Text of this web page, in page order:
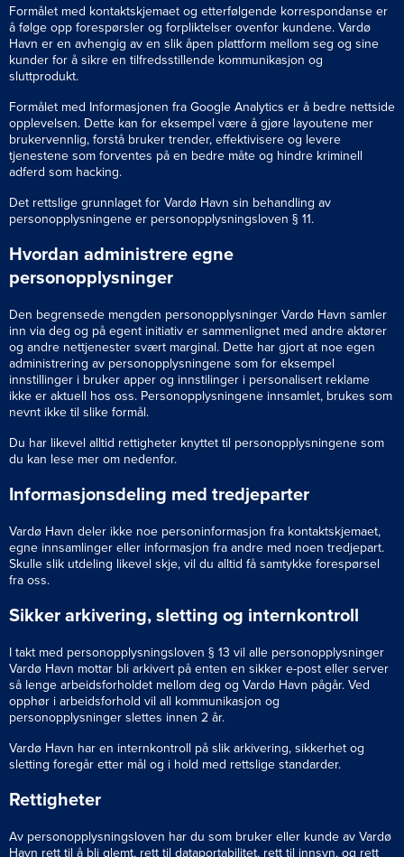
Formålet med kontaktskjemaet og etterfølgende korrespondanse er
å følge opp forespørsler og forpliktelser ovenfor kundene. Vardø
Havn er en avhengig av en slik åpen plattform mellom seg og sine
kunder for å sikre en tilfredsstillende kommunikasjon og
sluttprodukt.
Formålet med Informasjonen fra Google Analytics er å bedre nettside
opplevelsen. Dette kan for eksempel være å gjøre layoutene mer
brukervennlig, forstå bruker trender, effektivisere og levere
tjenestene som forventes på en bedre måte og hindre kriminell
adferd som hacking.
Det rettslige grunnlaget for Vardø Havn sin behandling av
personopplysningene er personopplysningsloven § 11.
Hvordan administrere egne
personopplysninger
Den begrensede mengden personopplysninger Vardø Havn samler
inn via deg og på egent initiativ er sammenlignet med andre aktører
og andre nettjenester svært marginal. Dette har gjort at noe egen
administrering av personopplysningene som for eksempel
innstillinger i bruker apper og innstilinger i personalisert reklame
ikke er aktuell hos oss. Personopplysningene innsamlet, brukes som
nevnt ikke til slike formål.
Du har likevel alltid rettigheter knyttet til personopplysningene som
du kan lese mer om nedenfor.
Informasjonsdeling med tredjeparter
Vardø Havn deler ikke noe personinformasjon fra kontaktskjemaet,
egne innsamlinger eller informasjon fra andre med noen tredjepart.
Skulle slik utdeling likevel skje, vil du alltid få samtykke forespørsel
fra oss.
Sikker arkivering, sletting og internkontroll
I takt med personopplysningsloven § 13 vil alle personopplysninger
Vardø Havn mottar bli arkivert på enten en sikker e-post eller server
så lenge arbeidsforholdet mellom deg og Vardø Havn pågår. Ved
opphør i arbeidsforhold vil all kommunikasjon og
personopplysninger slettes innen 2 år.
Vardø Havn har en internkontroll på slik arkivering, sikkerhet og
sletting foregår etter mål og i hold med rettslige standarder.
Rettigheter
Av personopplysningsloven har du som bruker eller kunde av Vardø
Havn rett til å bli glemt, rett til dataportabilitet, rett til innsyn, og rett